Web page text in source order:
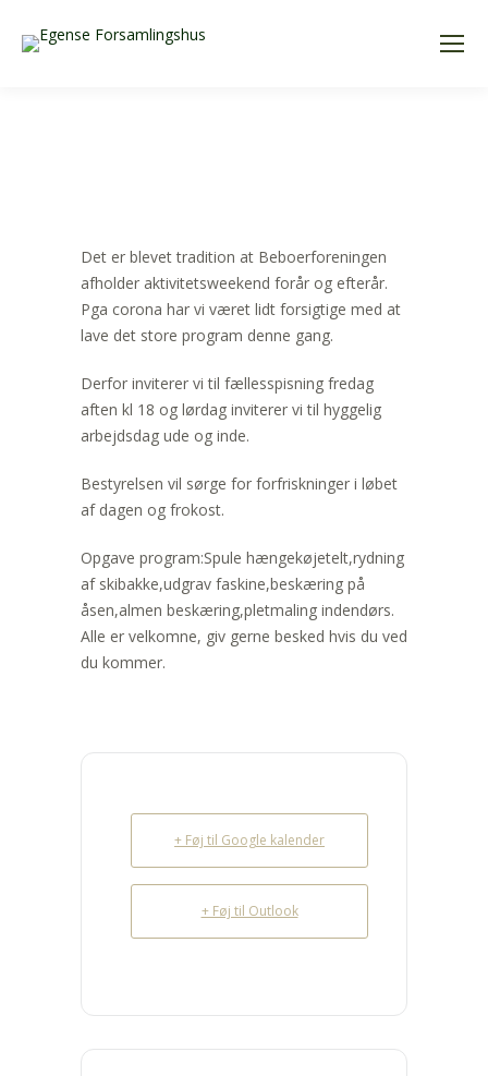
Det er blevet tradition at Beboerforeningen
afholder aktivitetsweekend forår og efterår.
Pga corona har vi været lidt forsigtige med at
lave det store program denne gang.
Derfor inviterer vi til fællesspisning fredag
aften kl 18 og lørdag inviterer vi til hyggelig
arbejdsdag ude og inde.
Bestyrelsen vil sørge for forfriskninger i løbet
af dagen og frokost.
Opgave program:Spule hængekøjetelt,rydning
af skibakke,udgrav faskine,beskæring på
åsen,almen beskæring,pletmaling indendørs.
Alle er velkomne, giv gerne besked hvis du ved
du kommer.
+ Føj til Google kalender
+ Føj til Outlook